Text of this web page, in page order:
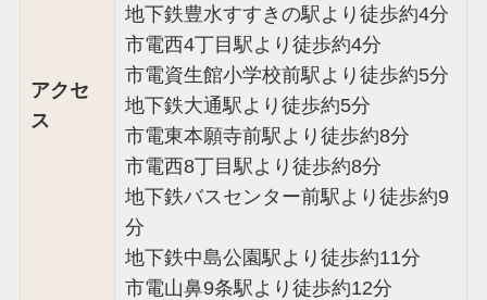
アクセ
ス
地下鉄豊水すすきの駅より徒歩約4分
市電西4丁目駅より徒歩約4分
市電資生館小学校前駅より徒歩約5分
地下鉄大通駅より徒歩約5分
市電東本願寺前駅より徒歩約8分
市電西8丁目駅より徒歩約8分
地下鉄バスセンター前駅より徒歩約9
分
地下鉄中島公園駅より徒歩約11分
市電山鼻9条駅より徒歩約12分